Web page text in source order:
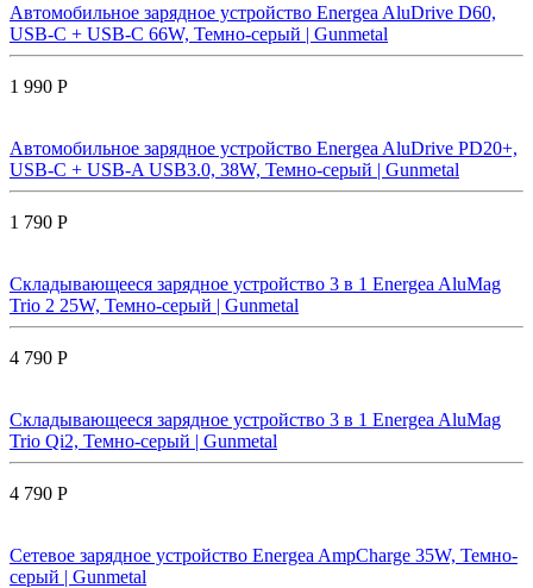
Автомобильное зарядное устройство Energea AluDrive D60,
USB-C + USB-С 66W, Темно-серый | Gunmetal
1 990 Р
Автомобильное зарядное устройство Energea AluDrive PD20+,
USB-C + USB-A USB3.0, 38W, Темно-серый | Gunmetal
1 790 Р
Складывающееся зарядное устройство 3 в 1 Energea AluMag
Trio 2 25W, Темно-серый | Gunmetal
4 790 Р
Складывающееся зарядное устройство 3 в 1 Energea AluMag
Trio Qi2, Темно-серый | Gunmetal
4 790 Р
Сетевое зарядное устройство Energea AmpCharge 35W, Темно-
серый | Gunmetal